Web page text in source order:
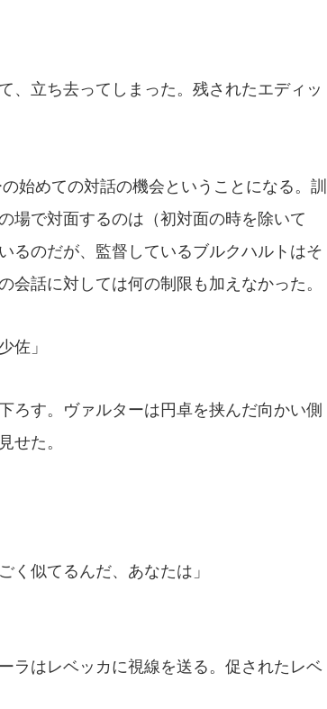
立ち去ってしまった。残されたエディッ
始めての対話の機会ということになる。訓
場で対面するのは（初対面の時を除いて
るのだが、監督しているブルクハルトはそ
話に対しては何の制限も加えなかった。
佐」
す。ヴァルターは円卓を挟んだ向かい側
せた。
く似てるんだ、あなたは」
ラはレベッカに視線を送る。促されたレベ